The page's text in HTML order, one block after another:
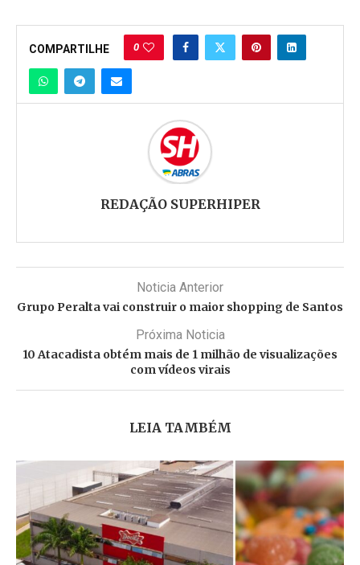
COMPARTILHE 0
REDAÇÃO SUPERHIPER
Noticia Anterior
Grupo Peralta vai construir o maior shopping de Santos
Próxima Noticia
10 Atacadista obtém mais de 1 milhão de visualizações
com vídeos virais
LEIA TAMBÉM